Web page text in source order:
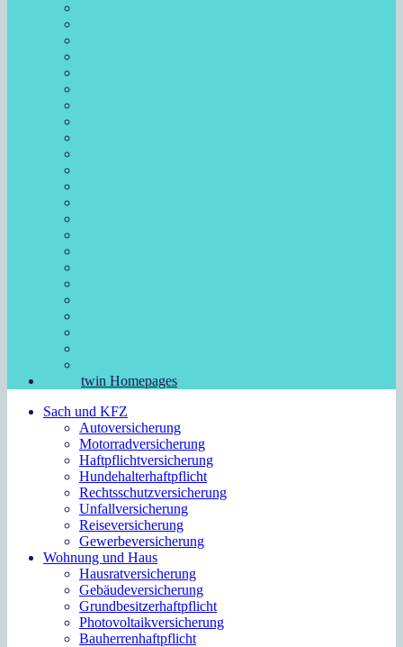
twin Homepages
Sach und KFZ
Autoversicherung
Motorradversicherung
Haftpflichtversicherung
Hundehalterhaftpflicht
Rechtsschutzversicherung
Unfallversicherung
Reiseversicherung
Gewerbeversicherung
Wohnung und Haus
Hausratversicherung
Gebäudeversicherung
Grundbesitzerhaftpflicht
Photovoltaikversicherung
Bauherrenhaftpflicht